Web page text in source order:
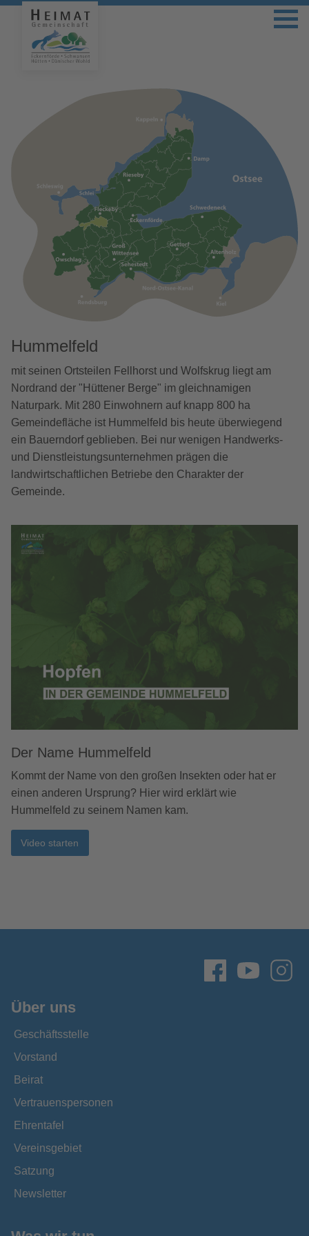
Hummelfeld
mit seinen Ortsteilen Fellhorst und Wolfskrug liegt am
Nordrand der "Hüttener Berge" im gleichnamigen
Naturpark. Mit 280 Einwohnern auf knapp 800 ha
Gemeindefläche ist Hummelfeld bis heute überwiegend
ein Bauerndorf geblieben. Bei nur wenigen Handwerks-
und Dienstleistungsunternehmen prägen die
landwirtschaftlichen Betriebe den Charakter der
Gemeinde.
Der Name Hummelfeld
Kommt der Name von den großen Insekten oder hat er
einen anderen Ursprung? Hier wird erklärt wie
Hummelfeld zu seinem Namen kam.
Video starten
Über uns
Geschäftsstelle
Vorstand
Beirat
Vertrauenspersonen
Ehrentafel
Vereinsgebiet
Satzung
Newsletter